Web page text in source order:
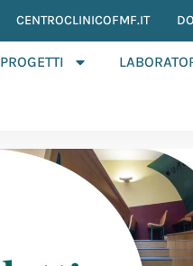
CENTROCLINICOFMF.IT
PROGETTI